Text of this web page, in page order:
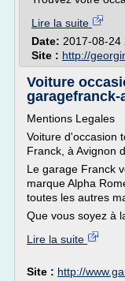
Lire la suite
Date: 2017-08-24
Site : http://
Voiture
Mentions Legales
Voiture d'occasion
Franck, à Avignon
Le garage Franck
marque Alpha
toutes les autres
Que vous soyez à
Lire la suite
Site : http://